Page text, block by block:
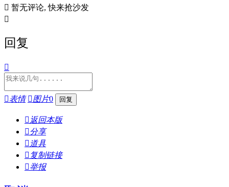
 暂无评论, 快来抢沙发

回复

表情 图片0
 返回本版
分享
 道具
 复制链接
举报